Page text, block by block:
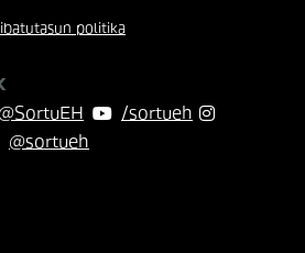
politika
@SortuEH
/sortueh
@sortueh